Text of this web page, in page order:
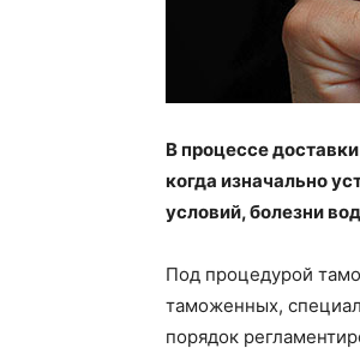
В процессе
когда изначально
условий, болезни
Под процедурой
таможенных,
порядок